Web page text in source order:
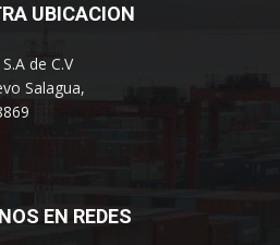
UBICACION
de C.V
Salagua,
EN REDES